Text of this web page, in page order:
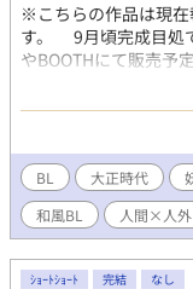
※こちらの作品は現在
す。 9月頃完成目処
やBOOTHにて販売予
います。 【ジャン
理やり / 大正時代 /
正。 とある士族の
ら不審な虚無僧に追
牙をぎらりと光らせ、
逢えたなァ、御前様
を、浮き彫りにさせて
BL 大正時代
和風BL
人間×人外
ｼｮｰﾄｼｮｰﾄ 完結 なし